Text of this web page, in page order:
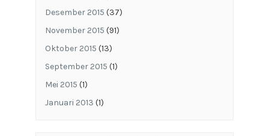
Desember 2015 (37)
November 2015 (91)
Oktober 2015 (13)
September 2015 (1)
Mei 2015 (1)
Januari 2013 (1)